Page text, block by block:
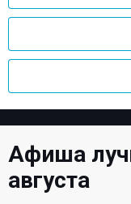
Афиша
августа